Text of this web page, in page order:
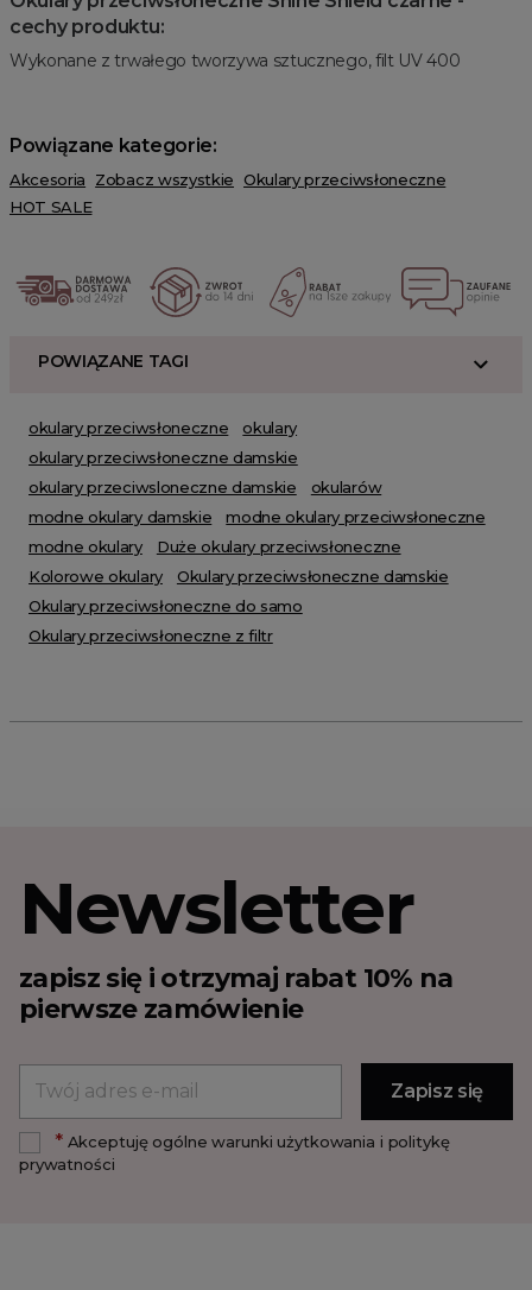
cechy produktu:
Wykonane z trwałego tworzywa sztucznego, filt UV 400
Powiązane kategorie:
Akcesoria Zobacz wszystkie Okulary przeciwsłoneczne
HOT SALE
POWIĄZANE TAGI
okulary przeciwsłoneczne
okulary
okulary przeciwsłoneczne damskie
okulary przeciwsloneczne damskie
okularów
modne okulary damskie
modne okulary przeciwsłoneczne
modne okulary
Duże okulary przeciwsłoneczne
Kolorowe okulary
Okulary przeciwsłoneczne damskie
Okulary przeciwsłoneczne do samo
Okulary przeciwsłoneczne z filtr
Newsletter
zapisz się i otrzymaj rabat 10% na
pierwsze zamówienie
*Akceptuję ogólne warunki użytkowania i politykę
prywatności